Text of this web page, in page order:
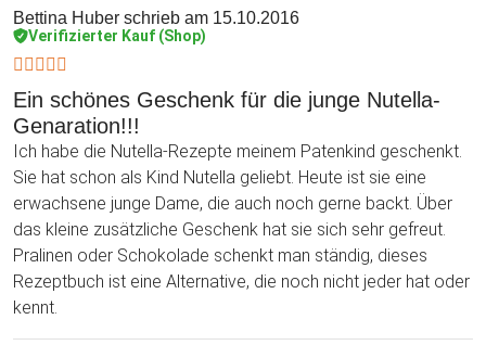
Bettina Huber schrieb am 15.10.2016
Verifizierter Kauf (Shop)
Ein schönes Geschenk für die junge Nutella-
Genaration!!!
Ich habe die Nutella-Rezepte meinem Patenkind geschenkt.
Sie hat schon als Kind Nutella geliebt. Heute ist sie eine
erwachsene junge Dame, die auch noch gerne backt. Über
das kleine zusätzliche Geschenk hat sie sich sehr gefreut.
Pralinen oder Schokolade schenkt man ständig, dieses
Rezeptbuch ist eine Alternative, die noch nicht jeder hat oder
kennt.